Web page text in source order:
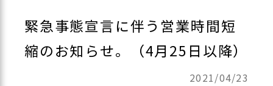
緊急事態宣言に伴う営業時間短
縮のお知らせ。（4月25日以降）
2021/04/23